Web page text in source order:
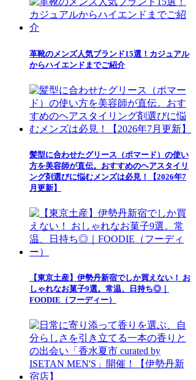
革靴のメンズ人気ブランド15選！カジュアル
からハイエンドまでご紹介
髪型に合わせたグリース（ポマード）の使い
方を美容師が直伝。おすすめのヘアスタイリ
ング剤選びに悩むメンズは必見！【2026年7
月更新】
【東京土産】伊勢丹新宿でしか買えない！ お
しゃれなお菓子9選。常温、日持ち◎｜
FOODIE（フーディー）